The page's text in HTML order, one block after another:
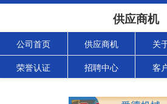
供应商机
公司首页 供应商机 关
荣誉认证 招聘中心 客